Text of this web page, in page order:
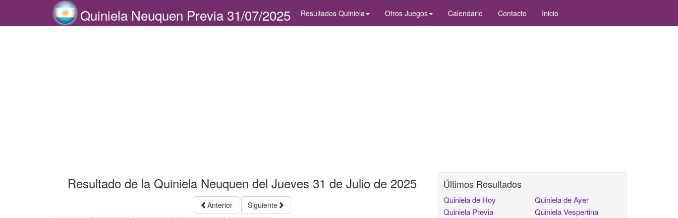
Quiniela Neuquen Previa 31/07/2025 Resultados Quiniela Otros Juegos Calendario Contacto Inicio
Resultado de la Quiniela Neuquen del Jueves 31 de Julio de 2025
Anterior Siguiente
Últimos Resultados
Quiniela de Hoy
Quiniela Previa
Quiniela de Ayer
Quiniela Vespertina